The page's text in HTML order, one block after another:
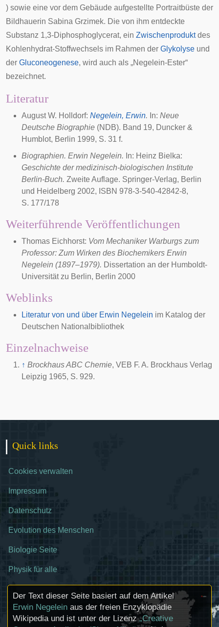
) sowie eine vor dem Gebäude aufgestellte Portraitbüste der
Bildhauerin Sabina Grzimek. Die von ihm entdeckte
Substanz 1,3-Diphosphoglycerat, ein Zwischenproduktdes
Kohlenhydrat-Stoffwechsels im Rahmen der Glykolyse und
der Gluconeogenese, wird auch als „Negelein-Ester“
bezeichnet.
Literatur
August W. Holldorf: Negelein, Erwin. In: Neue
Deutsche Biographie (NDB). Band 19, Duncker &
Humblot, Berlin 1999, S. 31 f.
Biographien. Erwin Negelein. In: Heinz Bielka:
Geschichte der medizinisch-biologischen Institute
Berlin-Buch. Zweite Auflage. Springer-Verlag, Berlin
und Heidelberg 2002, ISBN 978-3-540-42842-8,
S. 177/178
Weiterführende Veröffentlichungen
Thomas Eichhorst: Vom Mechaniker Warburgs zum
Professor: Zum Wirken des Biochemikers Erwin
Negelein (1897–1979). Dissertation an der Humboldt-
Universität zu Berlin, Berlin 2000
Weblinks
Literatur von und über Erwin Negelein im Katalog der
Deutschen Nationalbibliothek
Einzelnachweise
↑ Brockhaus ABC Chemie, VEB F. A. Brockhaus Verlag
Leipzig 1965, S. 929.
Quick links
Cookies verwalten
Impressum
Datenschutz
Evolution des Menschen
Biologie Seite
Physik für alle
Der Text dieser Seite basiert auf dem Artikel
Erwin Negelein aus der freien Enzyklopädie
Wikipedia und ist unter der Lizenz„Creative